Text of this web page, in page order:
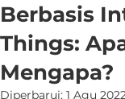
Berbasis
Things:
Mengapa?
Diperbarui: 1 Agu 2022